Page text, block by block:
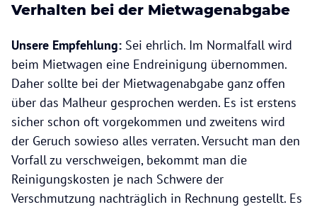
Verhalten bei der Mietwagenabgabe
Unsere Empfehlung: Sei ehrlich. Im Normalfall wird
beim Mietwagen eine Endreinigung übernommen.
Daher sollte bei der Mietwagenabgabe ganz offen
über das Malheur gesprochen werden. Es ist erstens
sicher schon oft vorgekommen und zweitens wird
der Geruch sowieso alles verraten. Versucht man den
Vorfall zu verschweigen, bekommt man die
Reinigungskosten je nach Schwere der
Verschmutzung nachträglich in Rechnung gestellt. Es